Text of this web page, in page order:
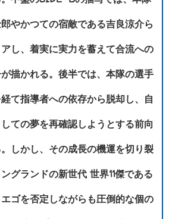
やかつての宿敵である吉良涼介ら
し、着実に実力を蓄えて合流への
描かれる。後半では、本隊の選手
て指導者への依存から脱却し、自
ての夢を再確認しようとする前向
しかし、その成長の機運を切り裂
グランドの新世代 世界11傑である
ゴを否定しながらも圧倒的な個の